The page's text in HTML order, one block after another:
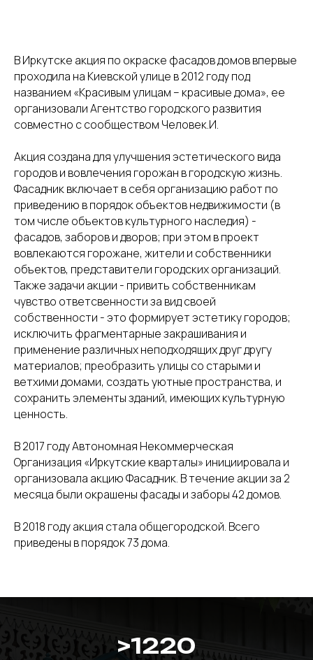
В Иркутске акция по окраске фасадов домов впервые
проходила на Киевской улице в 2012 году под
названием «Красивым улицам – красивые дома», ее
организовали Агентство городского развития
совместно с сообществом Человек.И.
Акция создана для улучшения эстетического вида
городов и вовлечения горожан в городскую жизнь.
Фасадник включает в себя организацию работ по
приведению в порядок объектов недвижимости (в
том числе объектов культурного наследия) -
фасадов, заборов и дворов; при этом в проект
вовлекаются горожане, жители и собственники
объектов, представители городских организаций.
Также задачи акции - привить собственникам
чувство ответсвенности за вид своей
собственности - это формирует эстетику городов;
исключить фрагментарные закрашивания и
применение различных неподходящих друг другу
материалов; преобразить улицы со старыми и
ветхими домами, создать уютные пространства, и
сохранить элементы зданий, имеющих культурную
ценность.
В 2017 году Автономная Некоммерческая
Организация «Иркутские кварталы» инициировала и
организовала акцию Фасадник. В течение акции за 2
месяца были окрашены фасады и заборы 42 домов.
В 2018 году акция стала общегородской. Всего
приведены в порядок 73 дома.
>1220